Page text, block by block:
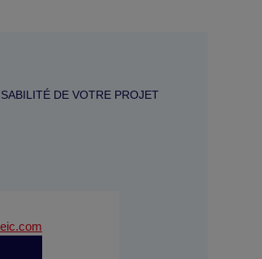
DE VOTRE PROJET